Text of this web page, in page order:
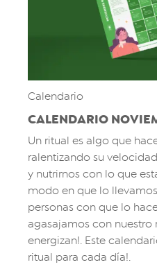
Calendario
CALENDARIO
Un ritual es algo que
ralentizando su
y nutrirnos con lo que
modo en que lo
personas con que lo
agasajamos con nuestro
energizan!. Este
ritual para cada día!.